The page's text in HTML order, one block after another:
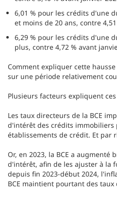
6,01 % pour les crédits d'une
et moins de 20 ans, contre
6,29 % pour les crédits d'une
plus, contre 4,72 % avant
Comment expliquer cette
sur une période relativement
Plusieurs facteurs expliquent
Les taux directeurs de la BCE
d'intérêt des crédits immobiliers
établissements de crédit. Et par
Or, en 2023, la BCE a augmenté
d'intérêt, afin de les ajuster à la
depuis fin 2023-début 2024,
BCE maintient pourtant des